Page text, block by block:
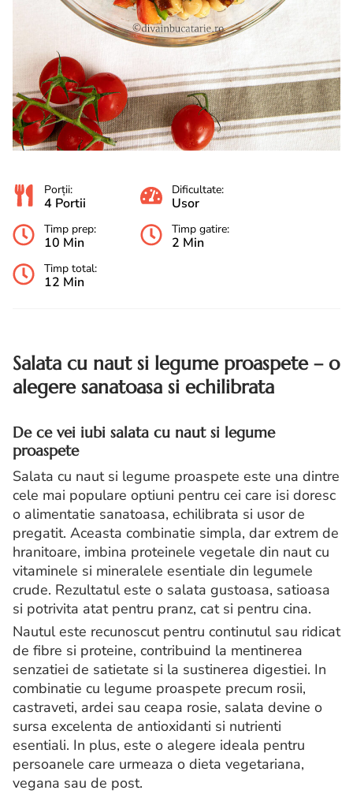
Porții:
4 Portii
Dificultate:
Usor
Timp prep:
10 Min
Timp gatire:
2 Min
Timp total:
12 Min
Salata cu naut si legume proaspete – o
alegere sanatoasa si echilibrata
De ce vei iubi salata cu naut si legume
proaspete
Salata cu naut si legume proaspete este una dintre
cele mai populare optiuni pentru cei care isi doresc
o alimentatie sanatoasa, echilibrata si usor de
pregatit. Aceasta combinatie simpla, dar extrem de
hranitoare, imbina proteinele vegetale din naut cu
vitaminele si mineralele esentiale din legumele
crude. Rezultatul este o salata gustoasa, satioasa
si potrivita atat pentru pranz, cat si pentru cina.
Nautul este recunoscut pentru continutul sau ridicat
de fibre si proteine, contribuind la mentinerea
senzatiei de satietate si la sustinerea digestiei. In
combinatie cu legume proaspete precum rosii,
castraveti, ardei sau ceapa rosie, salata devine o
sursa excelenta de antioxidanti si nutrienti
esentiali. In plus, este o alegere ideala pentru
persoanele care urmeaza o dieta vegetariana,
vegana sau de post.